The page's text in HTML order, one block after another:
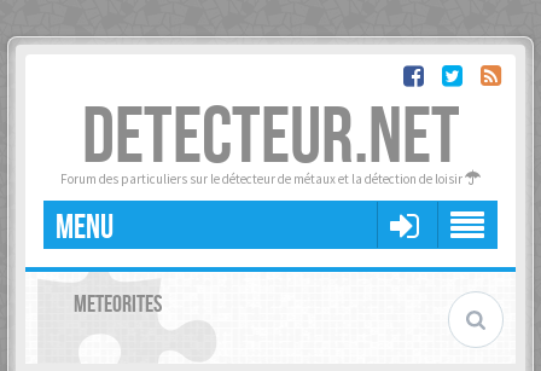
DETECTEUR.NET
Forum des particuliers sur le détecteur de métaux et la détection de loisir
MENU
METEORITES